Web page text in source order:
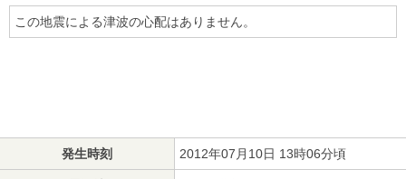
この地震による津波の心配はありません。
発生時刻 2012年07月10日 13時06分頃